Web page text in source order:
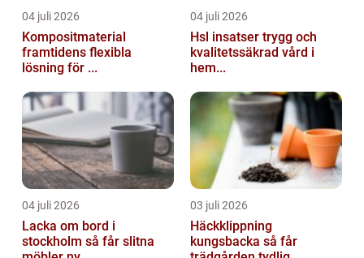
04 juli 2026
Kompositmaterial
framtidens flexibla
lösning för ...
04 juli 2026
Hsl insatser trygg och
kvalitetssäkrad vård i
hem...
04 juli 2026
Lacka om bord i
stockholm så får slitna
03 juli 2026
Häckklippning
kungsbacka så får